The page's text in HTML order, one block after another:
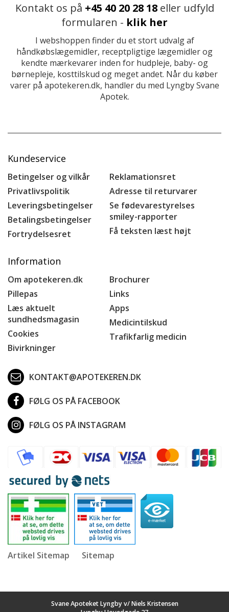
Kontakt os på +45 40 20 28 18eller udfyld
formularen - klik her
I webshoppen finder du et stort udvalg af
håndkøbslægemidler, receptpligtige lægemidler og
kendte mærkevarer inden for hudpleje, baby- og
børnepleje, kosttilskud og meget andet. Når du køber
varer på apotekeren.dk, handler du med Lyngby Svane
Apotek.
Kundeservice
Betingelser og vilkår
Privatlivspolitik
Leveringsbetingelser
Betalingsbetingelser
Fortrydelsesret
Reklamationsret
Adresse til returvarer
Se fødevarestyrelses
smiley-rapporter
Få teksten læst højt
Information
Om apotekeren.dk
Pillepas
Læs aktuelt
sundhedsmagasin
Cookies
Bivirkninger
Brochurer
Links
Apps
Medicintilskud
Trafikfarlig medicin
KONTAKT@APOTEKEREN.DK
FØLG OS PÅ FACEBOOK
FØLG OS PÅ INSTAGRAM
Artikel Sitemap Sitemap
Svane Apoteket Lyngby v/ Niels Kristensen